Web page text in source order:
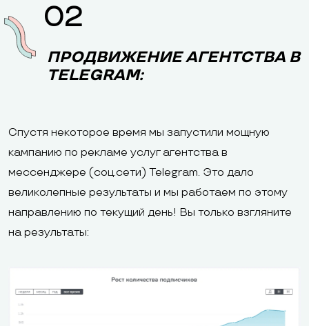
02
ПРОДВИЖЕНИЕ АГЕНТСТВА В
TELEGRAM:
Спустя некоторое время мы запустили мощную
кампанию по рекламе услуг агентства в
мессенджере (соц.сети) Telegram. Это дало
великолепные результаты и мы работаем по этому
направлению по текущий день! Вы только взгляните
на результаты: